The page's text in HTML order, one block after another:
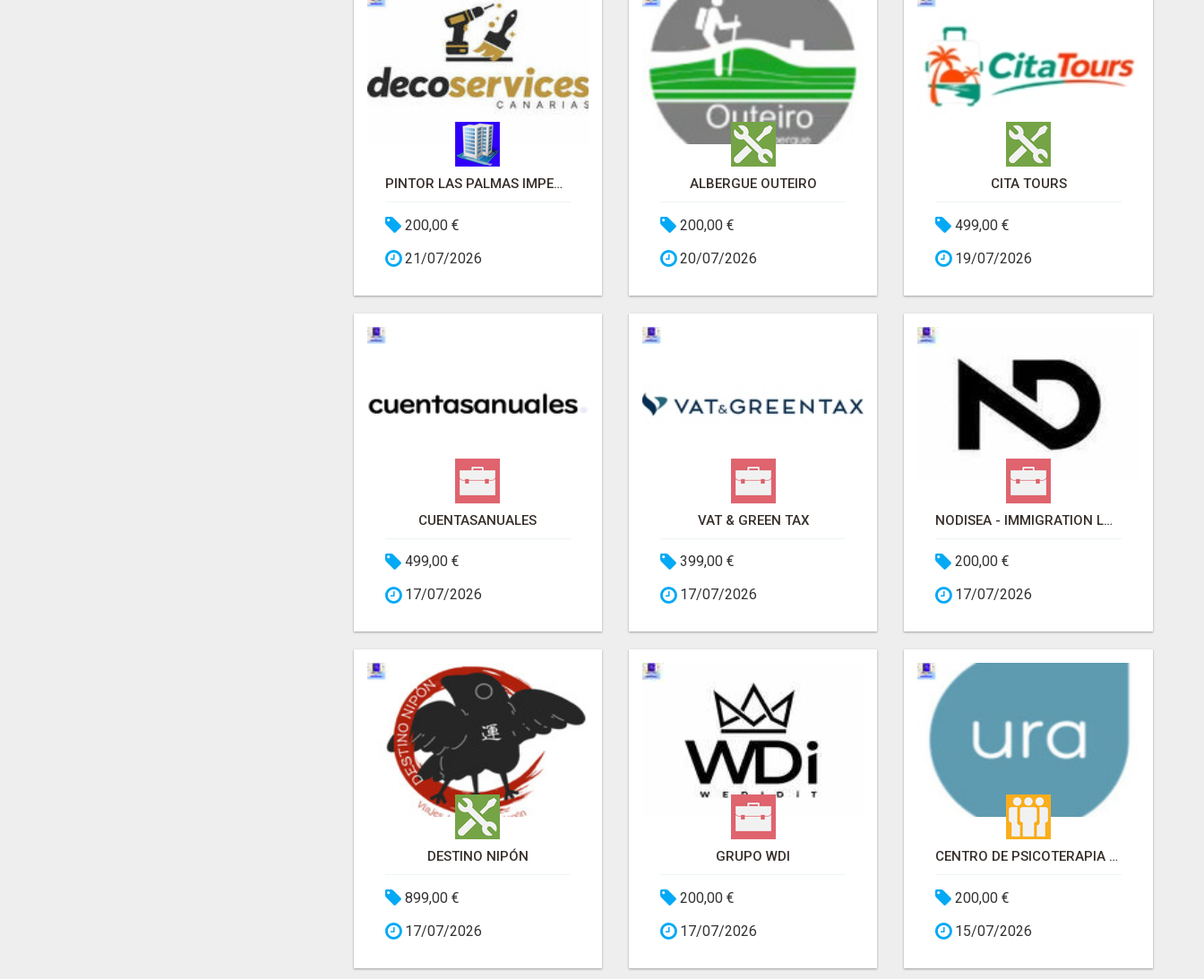
PINTOR LAS PALMAS IMPERMEABILIZACIONES
200,00 €
21/07/2026
ALBERGUE OUTEIRO
200,00 €
20/07/2026
CITA TOURS
499,00 €
19/07/2026
CUENTASANUALES
499,00 €
17/07/2026
VAT & GREEN TAX
399,00 €
17/07/2026
NODISEA - IMMIGRATION LAWYERS
200,00 €
17/07/2026
DESTINO NIPÓN
899,00 €
17/07/2026
GRUPO WDI
200,00 €
17/07/2026
CENTRO DE PSICOTERAPIA URA
200,00 €
15/07/2026